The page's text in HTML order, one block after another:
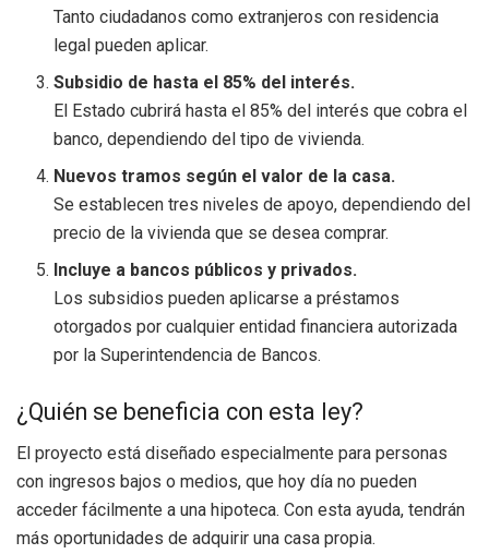
Tanto ciudadanos como extranjeros con residencia
legal pueden aplicar.
Subsidio de hasta el 85% del interés.
El Estado cubrirá hasta el 85% del interés que cobra el
banco, dependiendo del tipo de vivienda.
Nuevos tramos según el valor de la casa.
Se establecen tres niveles de apoyo, dependiendo del
precio de la vivienda que se desea comprar.
Incluye a bancos públicos y privados.
Los subsidios pueden aplicarse a préstamos
otorgados por cualquier entidad financiera autorizada
por la Superintendencia de Bancos.
¿Quién se beneficia con esta ley?
El proyecto está diseñado especialmente para personas
con ingresos bajos o medios, que hoy día no pueden
acceder fácilmente a una hipoteca. Con esta ayuda, tendrán
más oportunidades de adquirir una casa propia.